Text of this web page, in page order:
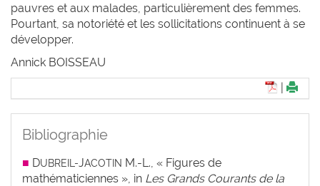
pauvres et aux malades, particulièrement des femmes.
Pourtant, sa notoriété et les sollicitations continuent à se
développer.
Annick BOISSEAU
Bibliographie
■ DUBREIL-JACOTIN M.-L., « Figures de
mathématiciennes », in Les Grands Courants de la